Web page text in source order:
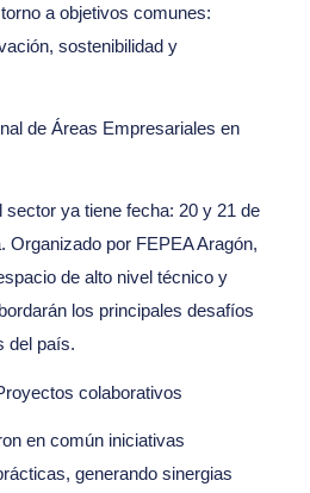
a objetivos comunes:
sostenibilidad y
de Áreas Empresariales en
sector ya tiene fecha: 20 y 21 de
Organizado por FEPEA Aragón,
de alto nivel técnico y
los principales desafíos
del país.
colaborativos
en común iniciativas
generando sinergias